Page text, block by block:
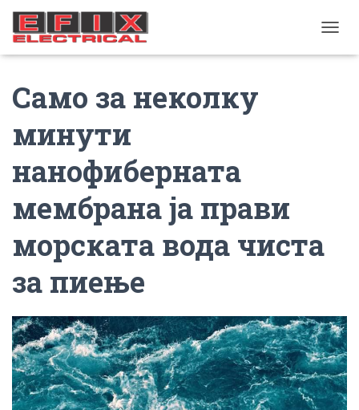
Само за неколку
минути
нанофиберната
мембрана ја прави
морската вода чиста
за пиење